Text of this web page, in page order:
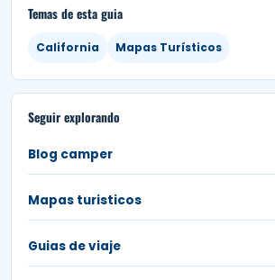
Temas de esta guia
California Mapas Turísticos
Seguir explorando
Blog camper
Mapas turisticos
Guias de viaje